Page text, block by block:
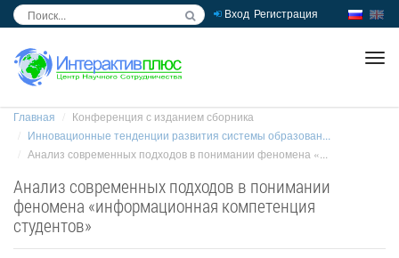
Вход Регистрация
Главная
Конференция с изданием сборника
Инновационные тенденции развития системы образован...
Анализ современных подходов в понимании феномена «...
Анализ современных подходов в понимании
феномена «информационная компетенция
студентов»